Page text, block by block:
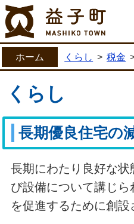
ホーム くらし > 税金
くらし
長期優良住宅の
長期にわたり良好な状
び設備について講じら
を促進するために創設